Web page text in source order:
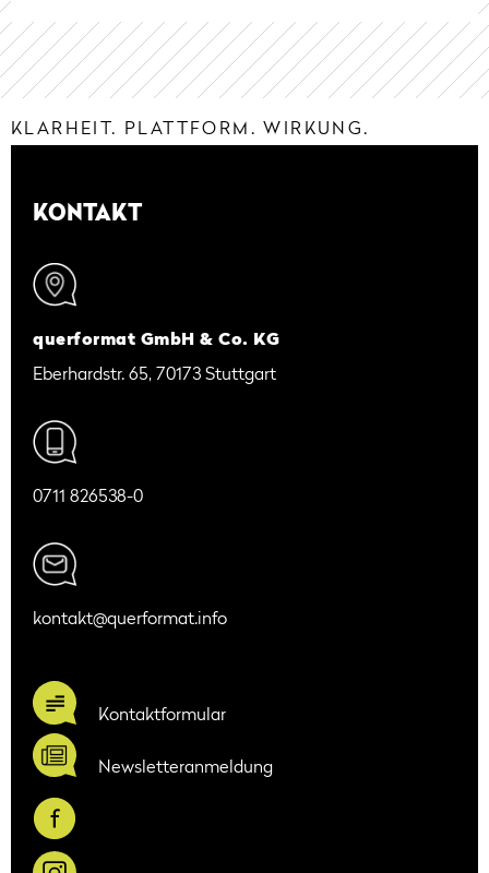
KLARHEIT. PLATTFORM. WIRKUNG.
KONTAKT
querformat GmbH & Co. KG
Eberhardstr. 65, 70173 Stuttgart
0711 826538-0
kontakt@querformat.info
Kontaktformular
Newsletteranmeldung